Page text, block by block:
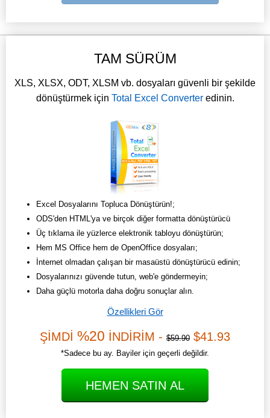
TAM SÜRÜM
XLS, XLSX, ODT, XLSM vb. dosyaları güvenli bir şekilde
dönüştürmek için Total Excel Converteredinin.
Excel Dosyalarını Topluca Dönüştürün!;
ODS'den HTML'ya ve birçok diğer formatta dönüştürücü
Üç tıklama ile yüzlerce elektronik tabloyu dönüştürün;
Hem MS Office hem de OpenOffice dosyaları;
İnternet olmadan çalışan bir masaüstü dönüştürücü edinin;
Dosyalarınızı güvende tutun, web'e göndermeyin;
Daha güçlü motorla daha doğru sonuçlar alın.
Özellikleri Gör
ŞİMDİ %20 İNDİRİM - $59.90 $41.93
*Sadece bu ay. Bayiler için geçerli değildir.
HEMEN SATIN AL